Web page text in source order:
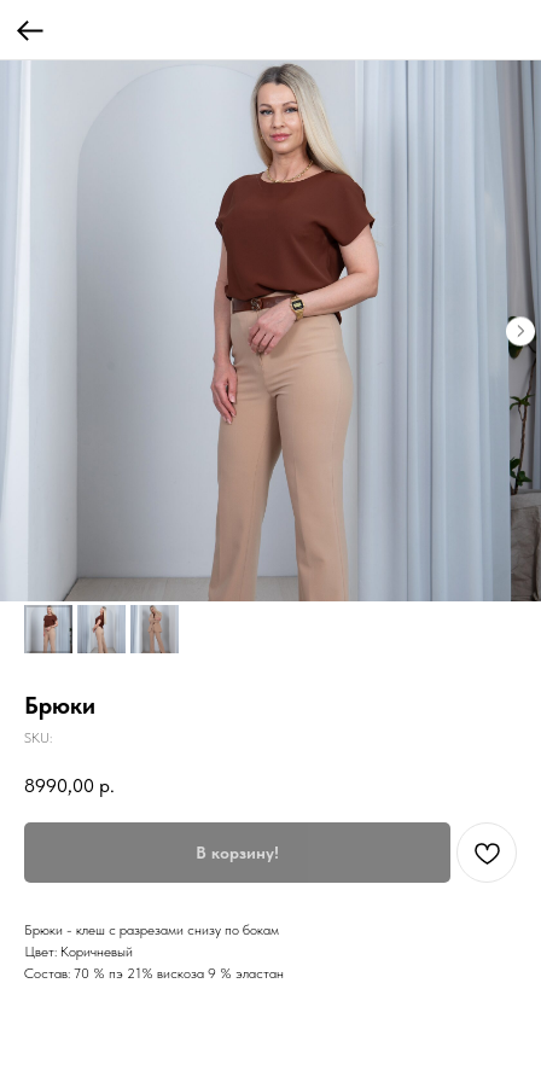
Брюки
SKU:
8990,00 р.
В корзину!
Брюки - клеш с разрезами снизу по бокам
Цвет: Коричневый
Состав: 70 % пэ 21% вискоза 9 % эластан